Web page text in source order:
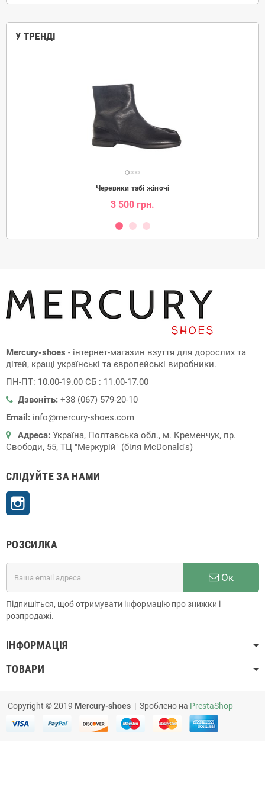
У ТРЕНДІ
Черевики табі жіночі
3 500 грн.
Mercury-shoes - інтернет-магазин взуття для дорослих та
дітей, кращі українські та європейські виробники.
ПН-ПТ: 10.00-19.00 СБ : 11.00-17.00
Дзвоніть: +38 (067) 579-20-10
Email: info@mercury-shoes.com
Адреса: Україна, Полтавська обл., м. Кременчук, пр.
Свободи, 55, ТЦ "Меркурій" (біля McDonald's)
СЛІДУЙТЕ ЗА НАМИ
РОЗСИЛКА
Ок
Підпишіться, щоб отримувати інформацію про знижки і
розпродажі.
ІНФОРМАЦІЯ
ТОВАРИ
Copyright © 2019 Mercury-shoes | Зроблено на PrestaShop